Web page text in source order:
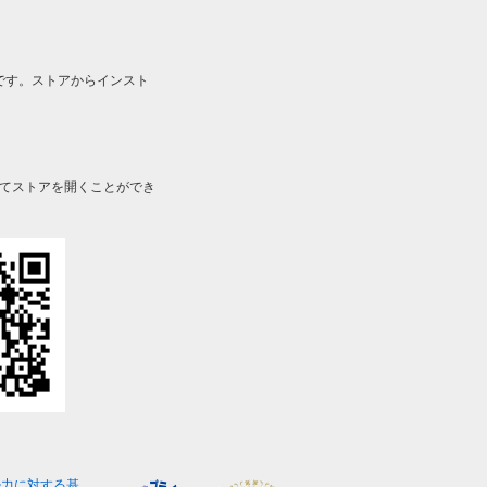
。ストアからインスト
ストアを開くことができ